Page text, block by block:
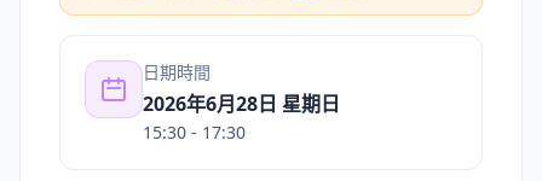
日期時間
2026年6月28日 星期日
15:30 - 17:30